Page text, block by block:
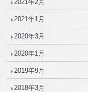
2021年2月
2021年1月
2020年3月
2020年1月
2019年9月
2018年3月